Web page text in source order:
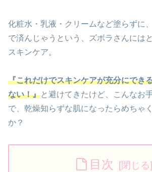
化粧水・乳液・クリームなど塗らずに
で済んじゃうという、ズボラさんには
スキンケア。
『これだけでスキンケアが充分にでき
ない！』と避けてきたけど、こんなお
で、乾燥知らずな肌になったらめちゃ
か？
目次